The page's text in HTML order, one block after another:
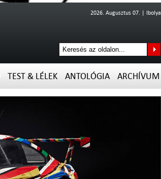
2026. Augusztus 07. | Ibolya
TEST & LÉLEK ANTOLÓGIA ARCHÍVUM